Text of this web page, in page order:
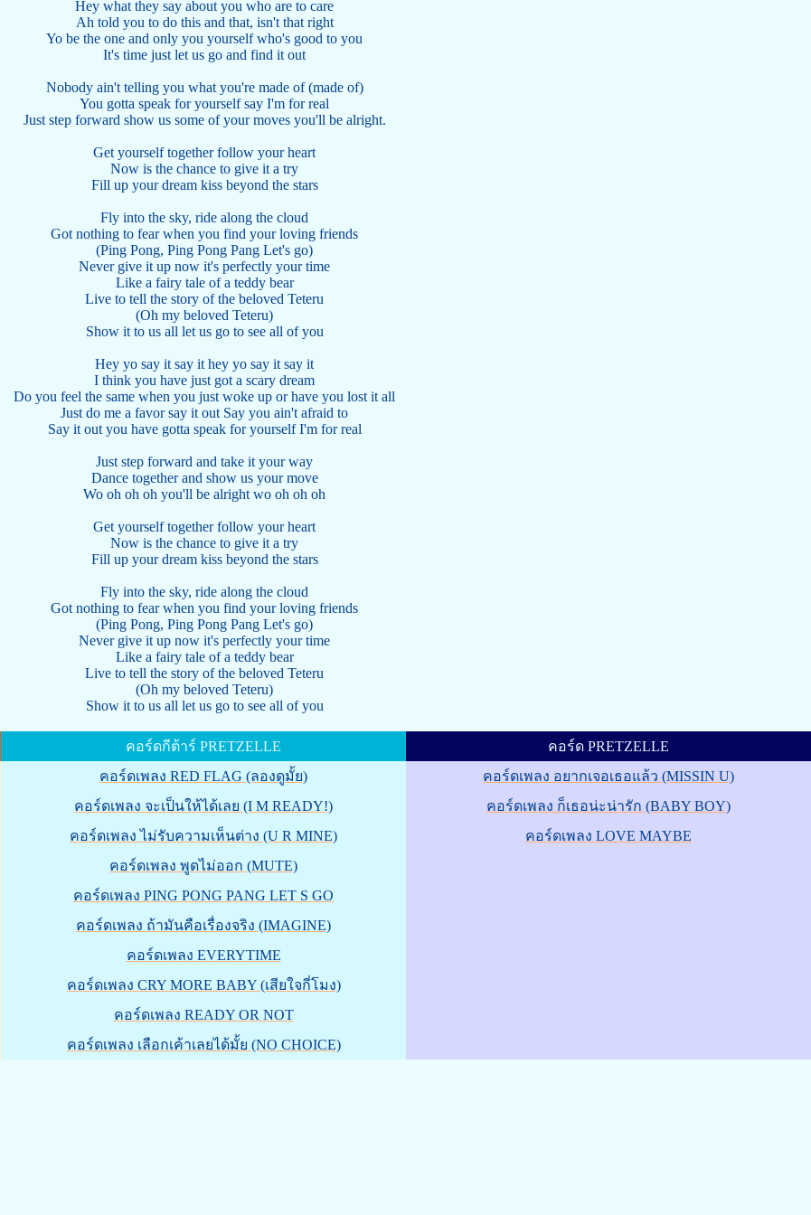
Hey what they say about you who are to care
Ah told you to do this and that, isn't that right
Yo be the one and only you yourself who's good to you
It's time just let us go and find it out
Nobody ain't telling you what you're made of (made of)
You gotta speak for yourself say I'm for real
Just step forward show us some of your moves you'll be alright.
Get yourself together follow your heart
Now is the chance to give it a try
Fill up your dream kiss beyond the stars
Fly into the sky, ride along the cloud
Got nothing to fear when you find your loving friends
(Ping Pong, Ping Pong Pang Let's go)
Never give it up now it's perfectly your time
Like a fairy tale of a teddy bear
Live to tell the story of the beloved Teteru
(Oh my beloved Teteru)
Show it to us all let us go to see all of you
Hey yo say it say it hey yo say it say it
I think you have just got a scary dream
Do you feel the same when you just woke up or have you lost it all
Just do me a favor say it out Say you ain't afraid to
Say it out you have gotta speak for yourself I'm for real
Just step forward and take it your way
Dance together and show us your move
Wo oh oh oh you'll be alright wo oh oh oh
Get yourself together follow your heart
Now is the chance to give it a try
Fill up your dream kiss beyond the stars
Fly into the sky, ride along the cloud
Got nothing to fear when you find your loving friends
(Ping Pong, Ping Pong Pang Let's go)
Never give it up now it's perfectly your time
Like a fairy tale of a teddy bear
Live to tell the story of the beloved Teteru
(Oh my beloved Teteru)
Show it to us all let us go to see all of you
คอร์ดกีต้าร์ PRETZELLE
คอร์ดเพลง RED FLAG (ลองดูมั้ย)
คอร์ดเพลง จะเป็นให้ได้เลย (I M READY!)
คอร์ดเพลง ไม่รับความเห็นต่าง (U R MINE)
คอร์ดเพลง พูดไม่ออก (MUTE)
คอร์ดเพลง PING PONG PANG LET S GO
คอร์ดเพลง ถ้ามันคือเรื่องจริง (IMAGINE)
คอร์ดเพลง EVERYTIME
คอร์ดเพลง CRY MORE BABY (เสียใจกี่โมง)
คอร์ดเพลง READY OR NOT
คอร์ดเพลง เลือกเค้าเลยได้มั้ย (NO CHOICE)
คอร์ด PRETZELLE
คอร์ดเพลง อยากเจอเธอแล้ว (MISSIN U)
คอร์ดเพลง ก็เธอน่ะน่ารัก (BABY BOY)
คอร์ดเพลง LOVE MAYBE